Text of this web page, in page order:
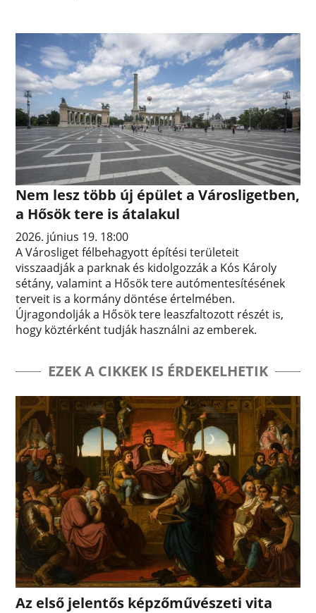
Nem lesz több új épület a Városligetben,
a Hősök tere is átalakul
2026. június 19. 18:00
A Városliget félbehagyott építési területeit
visszaadják a parknak és kidolgozzák a Kós Károly
sétány, valamint a Hősök tere autómentesítésének
terveit is a kormány döntése értelmében.
Újragondolják a Hősök tere leaszfaltozott részét is,
hogy köztérként tudják használni az emberek.
EZEK A CIKKEK IS ÉRDEKELHETIK
Az első jelentős képzőművészeti vita